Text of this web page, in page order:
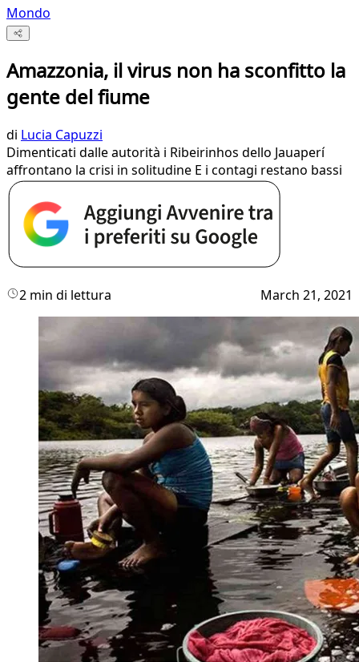
Mondo
Amazzonia, il virus non ha sconfitto la
gente del fiume
di Lucia Capuzzi
Dimenticati dalle autorità i Ribeirinhos dello Jauaperí
affrontano la crisi in solitudine E i contagi restano bassi
2 min di lettura March 21, 2021